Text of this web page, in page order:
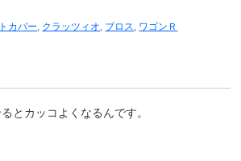
カバー, クラッツィオ, ブロス, ワゴンＲ
とカッコよくなるんです。